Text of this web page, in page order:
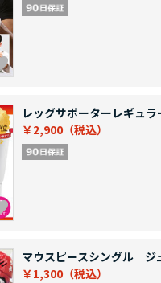
レッグサポーターレギュラ
￥2,900
マウスピースシングル ジ
￥1,300